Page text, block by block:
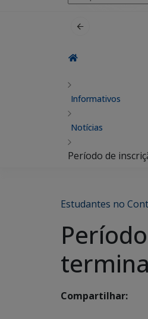
por:
Informativos
Notícias
Período de
Estudantes no
Compartilhar: